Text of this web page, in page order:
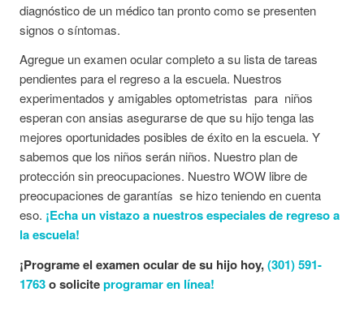
diagnóstico de un médico tan pronto como se presenten
signos o síntomas.
Agregue un examen ocular completo a su lista de tareas
pendientes para el regreso a la escuela. Nuestros
experimentados y amigables optometristas para niños
esperan con ansias asegurarse de que su hijo tenga las
mejores oportunidades posibles de éxito en la escuela. Y
sabemos que los niños serán niños. Nuestro plan de
protección sin preocupaciones. Nuestro WOW libre de
preocupaciones de garantías se hizo teniendo en cuenta
eso. ¡Echa un vistazo a nuestros especiales de regreso a
la escuela!
¡Programe el examen ocular de su hijo hoy,(301) 591-
1763o soliciteprogramar en línea!